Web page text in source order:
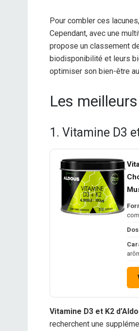
Pour combler ces
Cependant, avec une
propose un classement
biodisponibilité et leurs
optimiser son bien-être
Les
1. Vitamine D3
Vitamine D3 et K2
recherchent une